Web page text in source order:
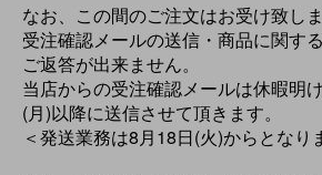
なお、この間のご注文はお受け致し
受注確認メールの送信・商品に関す
ご返答が出来ません。
当店からの受注確認メールは休暇明
(月)以降に送信させて頂きます。
＜発送業務は8月18日(火)からとなり